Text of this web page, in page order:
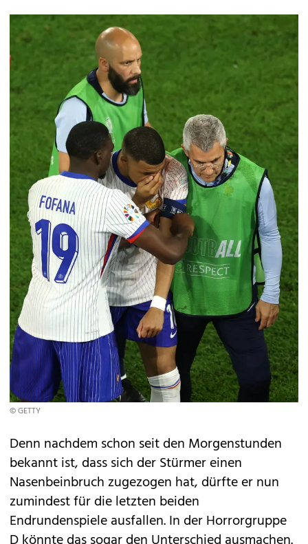
© GETTY
Denn nachdem schon seit den Morgenstunden
bekannt ist, dass sich der Stürmer einen
Nasenbeinbruch zugezogen hat, dürfte er nun
zumindest für die letzten beiden
Endrundenspiele ausfallen. In der Horrorgruppe